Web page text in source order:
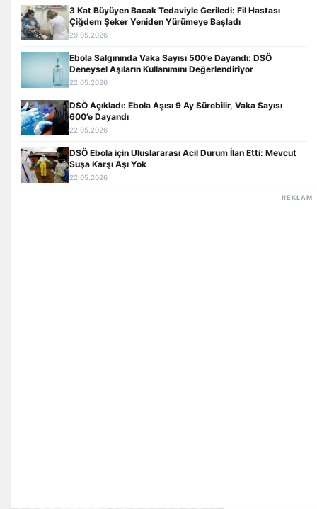
3 Kat Büyüyen Bacak Tedaviyle Geriledi: Fil Hastası
Çiğdem Şeker Yeniden Yürümeye Başladı
29.05.2026
Ebola Salgınında Vaka Sayısı 500’e Dayandı: DSÖ
Deneysel Aşıların Kullanımını Değerlendiriyor
22.05.2026
DSÖ Açıkladı: Ebola Aşısı 9 Ay Sürebilir, Vaka Sayısı
600’e Dayandı
22.05.2026
DSÖ Ebola için Uluslararası Acil Durum İlan Etti: Mevcut
Suşa Karşı Aşı Yok
22.05.2026
REKLAM